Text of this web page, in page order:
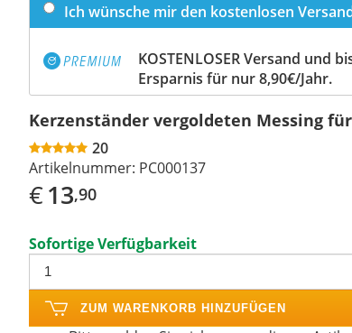
Ich wünsche mir den kostenlosen
KOSTENLOSER Versand und
Ersparnis für nur 8,90€/Jahr.
Kerzenständer vergoldeten Messing
20
Artikelnummer: PC000137
€13,90
Sofortige Verfügbarkeit
ZUM WARENKORB HINZUFÜGEN